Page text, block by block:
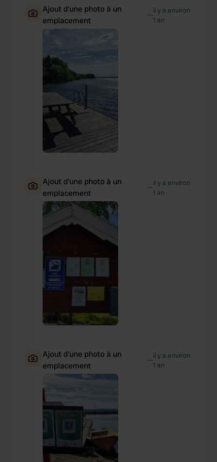
Ajout d'une photo à un
emplacement
—il y a environ
1 an
Ajout d'une photo à un
emplacement
—il y a environ
1 an
Ajout d'une photo à un
emplacement
—il y a environ
1 an